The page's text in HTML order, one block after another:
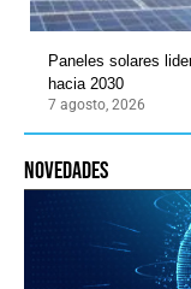
Paneles solares
hacia 2030
7 agosto, 2026
novedades